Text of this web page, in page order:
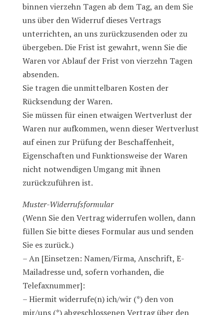
binnen vierzehn Tagen ab dem Tag, an dem Sie
uns über den Widerruf dieses Vertrags
unterrichten, an uns zurückzusenden oder zu
übergeben. Die Frist ist gewahrt, wenn Sie die
Waren vor Ablauf der Frist von vierzehn Tagen
absenden.
Sie tragen die unmittelbaren Kosten der
Rücksendung der Waren.
Sie müssen für einen etwaigen Wertverlust der
Waren nur aufkommen, wenn dieser Wertverlust
auf einen zur Prüfung der Beschaffenheit,
Eigenschaften und Funktionsweise der Waren
nicht notwendigen Umgang mit ihnen
zurückzuführen ist.
Muster-Widerrufsformular
(Wenn Sie den Vertrag widerrufen wollen, dann
füllen Sie bitte dieses Formular aus und senden
Sie es zurück.)
– An [Einsetzen: Namen/Firma, Anschrift, E-
Mailadresse und, sofern vorhanden, die
Telefaxnummer]:
– Hiermit widerrufe(n) ich/wir (*) den von
mir/uns (*) abgeschlossenen Vertrag über den